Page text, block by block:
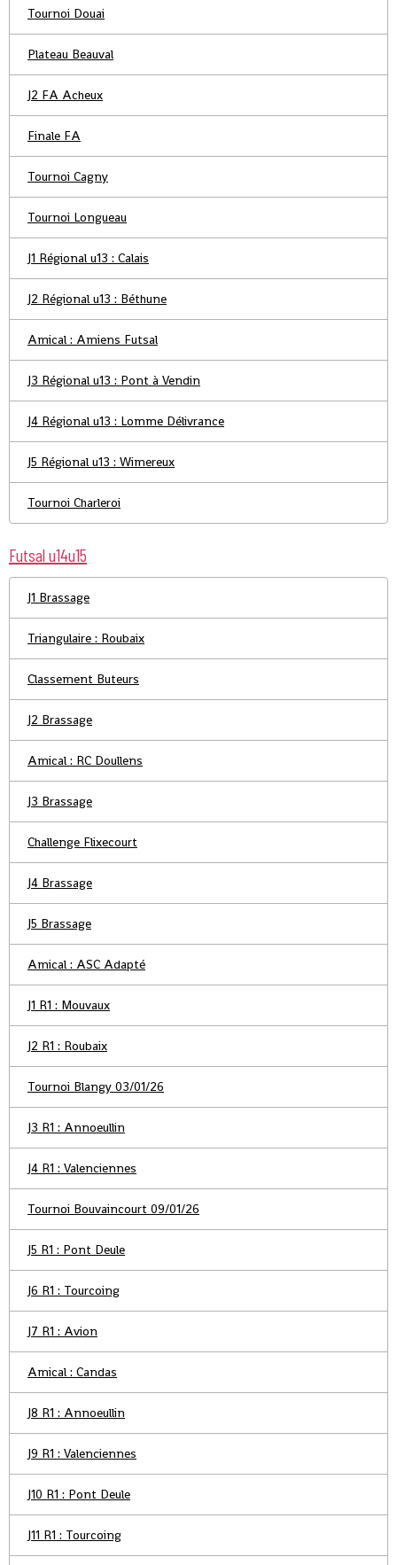
Tournoi Douai
Plateau Beauval
J2 FA Acheux
Finale FA
Tournoi Cagny
Tournoi Longueau
J1 Régional u13 : Calais
J2 Régional u13 : Béthune
Amical : Amiens Futsal
J3 Régional u13 : Pont à Vendin
J4 Régional u13 : Lomme Délivrance
J5 Régional u13 : Wimereux
Tournoi Charleroi
Futsal u14u15
J1 Brassage
Triangulaire : Roubaix
Classement Buteurs
J2 Brassage
Amical : RC Doullens
J3 Brassage
Challenge Flixecourt
J4 Brassage
J5 Brassage
Amical : ASC Adapté
J1 R1 : Mouvaux
J2 R1 : Roubaix
Tournoi Blangy 03/01/26
J3 R1 : Annoeullin
J4 R1 : Valenciennes
Tournoi Bouvaincourt 09/01/26
J5 R1 : Pont Deule
J6 R1 : Tourcoing
J7 R1 : Avion
Amical : Candas
J8 R1 : Annoeullin
J9 R1 : Valenciennes
J10 R1 : Pont Deule
J11 R1 : Tourcoing